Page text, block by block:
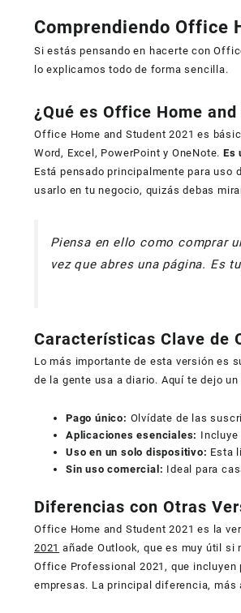
Comprendiendo Office
Si estás pensando en hacerte con
lo explicamos todo de forma sencilla.
¿Qué es Office Home
Office Home and Student 2021 es
Word, Excel, PowerPoint y OneNote.Es
Está pensado principalmente para uso
usarlo en tu negocio, quizás debas
Piensa en ello como comprar
vez que abres una página. Es
Características Clave de
Lo más importante de esta versión es
de la gente usa a diario. Aquí te dejo
Pago único: Olvídate de las
Aplicaciones esenciales: Incluye
Uso en un solo dispositivo: Esta
Sin uso comercial: Ideal para
Diferencias con Otras
Office Home and Student 2021 es la
2021 añade Outlook, que es muy útil
Office Professional 2021, que incluyen
empresas. La principal diferencia,